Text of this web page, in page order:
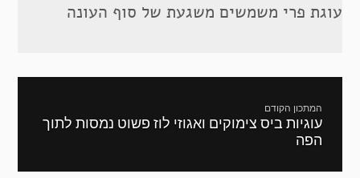
עוגת פרי משמשים משגעת של סוף העונה
המתכון הקודם
מתכון
קודם:
עוגיות ביס צימוקים ואגוזי לוז פשוט נמסות לתוך
הפה